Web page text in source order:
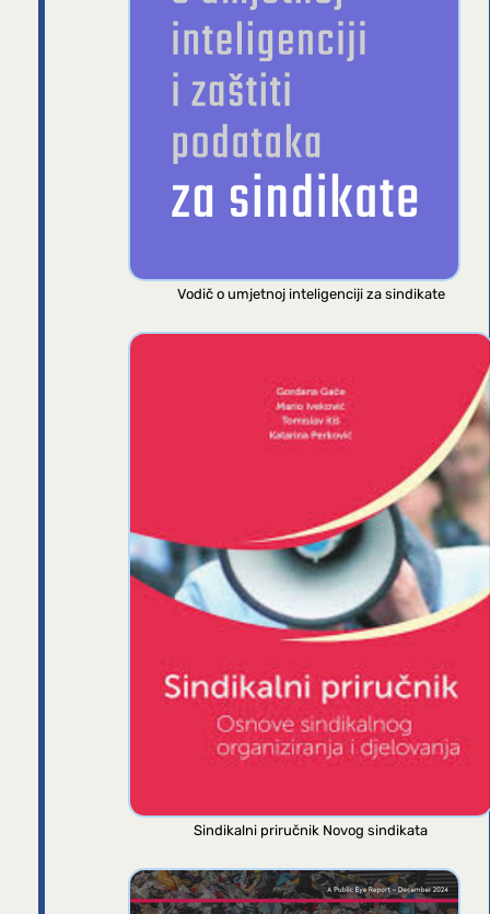
Vodič o umjetnoj inteligenciji za sindikate
Sindikalni priručnik Novog sindikata